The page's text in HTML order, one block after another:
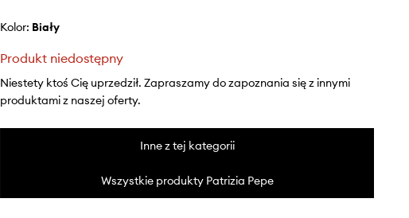
Kolor: biały
Produkt niedostępny
Niestety ktoś Cię uprzedził. Zapraszamy do zapoznania się z innymi
produktami z naszej oferty.
Inne z tej kategorii
Wszystkie produkty Patrizia Pepe